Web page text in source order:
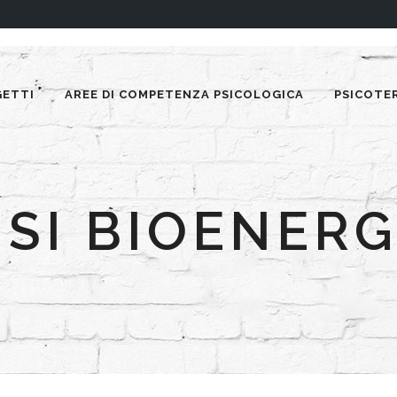
AREE DI COMPETENZA PSICOLOGICA